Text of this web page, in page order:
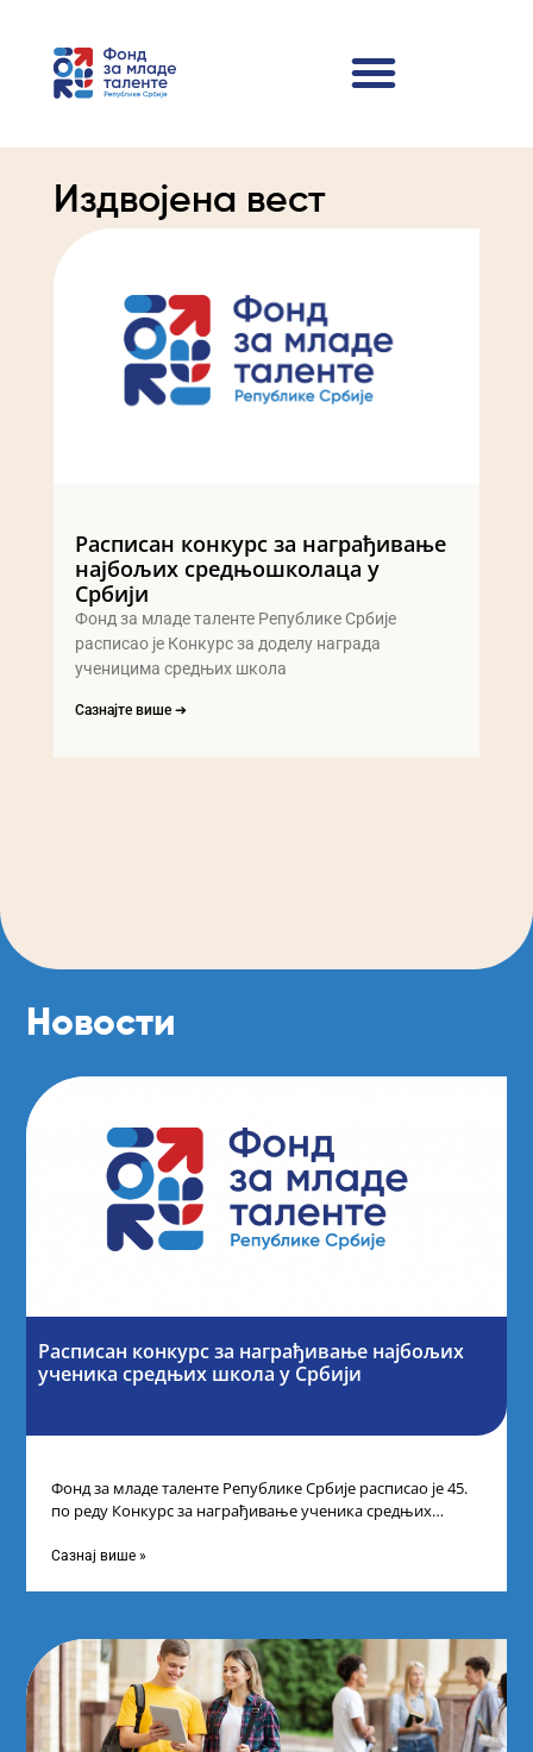
Издвојена вест
Расписан конкурс за награђивање
најбољих средњошколаца у
Србији
Фонд за младе таленте Републике Србије
расписао је Конкурс за доделу награда
ученицима средњих школа
Сазнајте више ➔
Новости
Расписан конкурс за награђивање најбољих
ученика средњих школа у Србији
Фонд за младе таленте Републике Србије расписао је 45.
по реду Конкурс за награђивање ученика средњих
Сазнај више »